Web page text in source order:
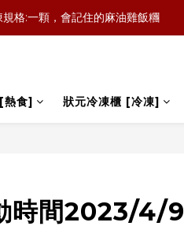
承好味道，也送出祝福與人情味
格:一顆，會記住的麻油雞飯糰
熱食] 狀元冷凍櫃 [冷凍]
時間2023/4/9